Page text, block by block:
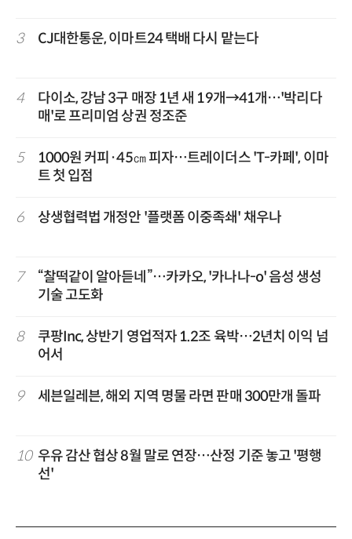
3 CJ대한통운, 이마트24 택배 다시 맡는다
4
다이소, 강남 3구 매장 1년 새 19개→41개…'박리다
매'로 프리미엄 상권 정조준
5
1000원 커피·45㎝ 피자…트레이더스 'T-카페', 이마
트 첫 입점
6 상생협력법 개정안 '플랫폼 이중족쇄' 채우나
7
“찰떡같이 알아듣네”…카카오, '카나나-o' 음성 생성
기술 고도화
8
쿠팡Inc, 상반기 영업적자 1.2조 육박…2년치 이익 넘
어서
9 세븐일레븐, 해외 지역 명물 라면 판매 300만개 돌파
10 우유 감산 협상 8월 말로 연장…산정 기준 놓고 '평행
선'